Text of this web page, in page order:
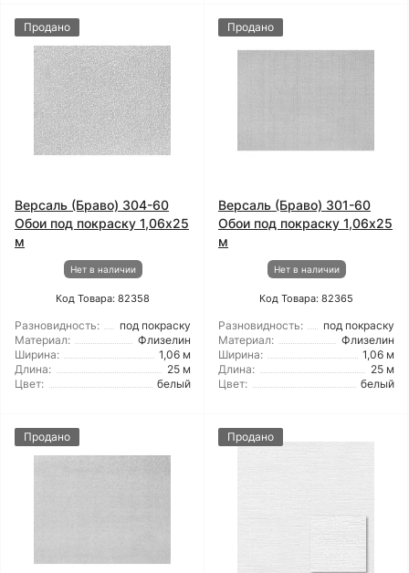
Продано
Версаль (Браво) 304-60
Обои под покраску 1,06x25
м
Нет в наличии
Код Товара: 82358
Разновидность:
под покраску
Материал:
Флизелин
Ширина:
1,06 м
Длина:
25 м
Цвет:
белый
Продано
Версаль (Браво) 301-60
Обои под покраску 1,06x25
м
Нет в наличии
Код Товара: 82365
Разновидность:
под покраску
Материал:
Флизелин
Ширина:
1,06 м
Длина:
25 м
Цвет:
белый
Продано Продано